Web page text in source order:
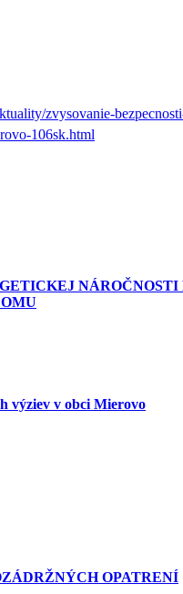
zvysovanie-
106sk.html
NÁROČNOSTI
výziev v obci Mierovo
OPATRENÍ